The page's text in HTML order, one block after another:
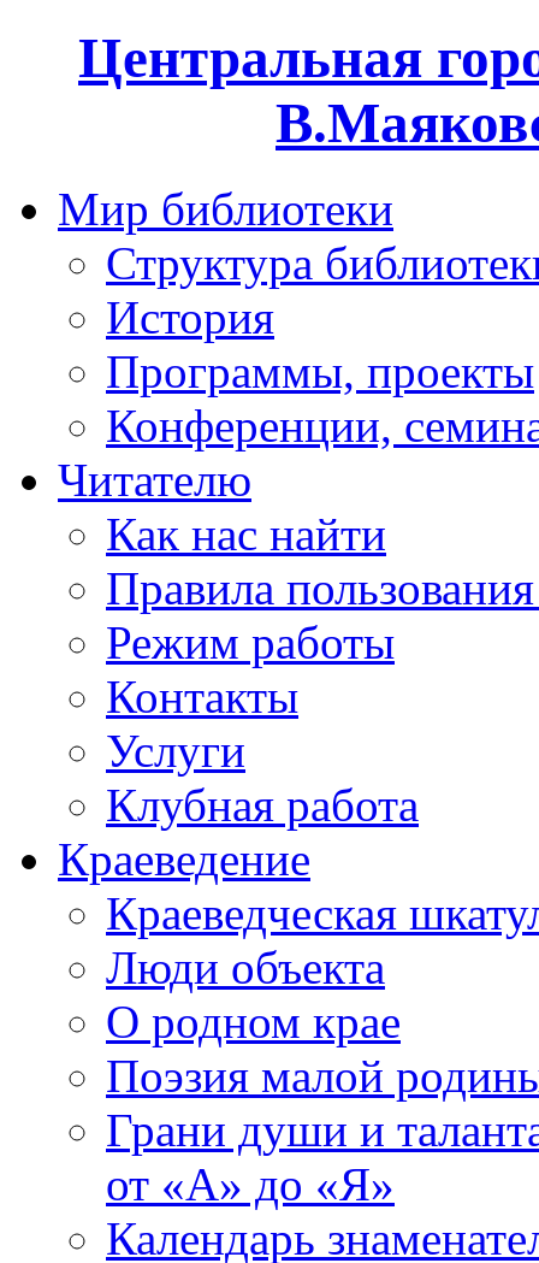
Центральная
Мир библиотеки
Структура
История
Программы, проекты
Конференции,
Читателю
Как нас найти
Правила
Режим работы
Контакты
Услуги
Клубная работа
Краеведение
Краеведческая
Люди объекта
О родном крае
Поэзия малой
Грани души и
от «А» до «Я»
Календарь